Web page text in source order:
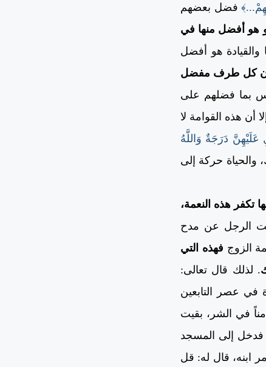
فضل بعضهم
هو أفضل منها في
والقيادة هو أفضل
أن كل طرف مفضل
بما فضلهم على
أن هذه القوامة لا
دَرَجَةٌ وَاللَّهُ
والحياة حركة إلى
تكفر هذه النعمة،
الرجل عن مدح
الزوج فهذه التي
. لذلك قال تعالى:
في عصر التابعين
في الشر، بقيت
فدخل إلى المسجد
ابنه، قال له: قل